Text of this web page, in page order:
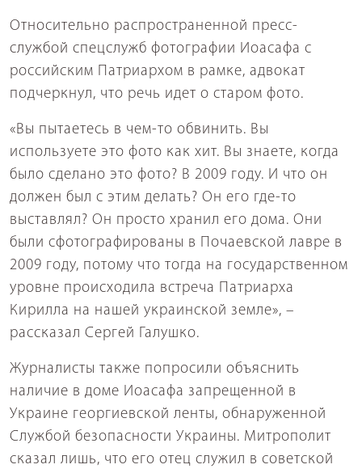
Относительно распространенной пресс-
службой спецслужб фотографии Иоасафа с
российским Патриархом в рамке, адвокат
подчеркнул, что речь идет о старом фото.
«Вы пытаетесь в чем-то обвинить. Вы
используете это фото как хит. Вы знаете, когда
было сделано это фото? В 2009 году. И что он
должен был с этим делать? Он его где-то
выставлял? Он просто хранил его дома. Они
были сфотографированы в Почаевской лавре в
2009 году, потому что тогда на государственном
уровне происходила встреча Патриарха
Кирилла на нашей украинской земле», –
рассказал Сергей Галушко.
Журналисты также попросили объяснить
наличие в доме Иоасафа запрещенной в
Украине георгиевской ленты, обнаруженной
Службой безопасности Украины. Митрополит
сказал лишь, что его отец служил в советской